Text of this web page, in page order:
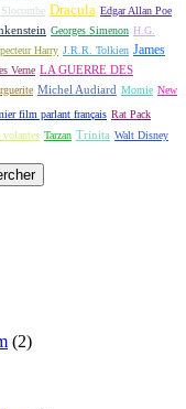
Slocombe Dracula Edgar Allan Poe
Georges Simenon H.G.
Harry J.R.R. Tolkien James
Verne LA GUERRE DES
Michel Audiard Momie New
film parlant français Rat Pack
volantes Tarzan Trinita Walt Disney
(2)